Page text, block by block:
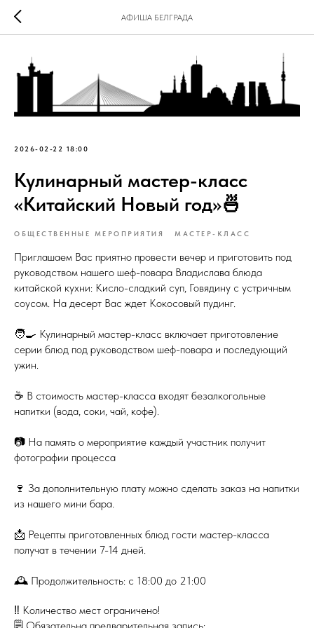
АФИША БЕЛГРАДА
2026-02-22 18:00
Кулинарный мастер-класс
«Китайский Новый год»🍜
ОБЩЕСТВЕННЫЕ МЕРОПРИЯТИЯ МАСТЕР-КЛАСС
Приглашаем Вас приятно провести вечер и приготовить под
руководством нашего шеф-повара Владислава блюда
китайской кухни: Кисло-сладкий суп, Говядину с устричным
соусом. На десерт Вас ждет Кокосовый пудинг.
🧑‍🍳 Кулинарный мастер-класс включает приготовление
серии блюд под руководством шеф-повара и последующий
ужин.
☕️ В стоимость мастер-класса входят безалкогольные
напитки (вода, соки, чай, кофе).
📷 На память о мероприятие каждый участник получит
фотографии процесса
🍷 За дополнительную плату можно сделать заказ на напитки
из нашего мини бара.
📩 Рецепты приготовленных блюд гости мастер-класса
получат в течении 7-14 дней.
🕰 Продолжительность: с 18:00 до 21:00
‼️ Количество мест ограничено!